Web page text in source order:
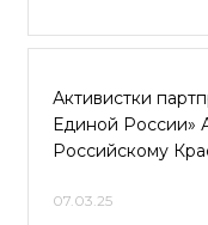
Активистки
Единой России»
Российскому
07.03.25